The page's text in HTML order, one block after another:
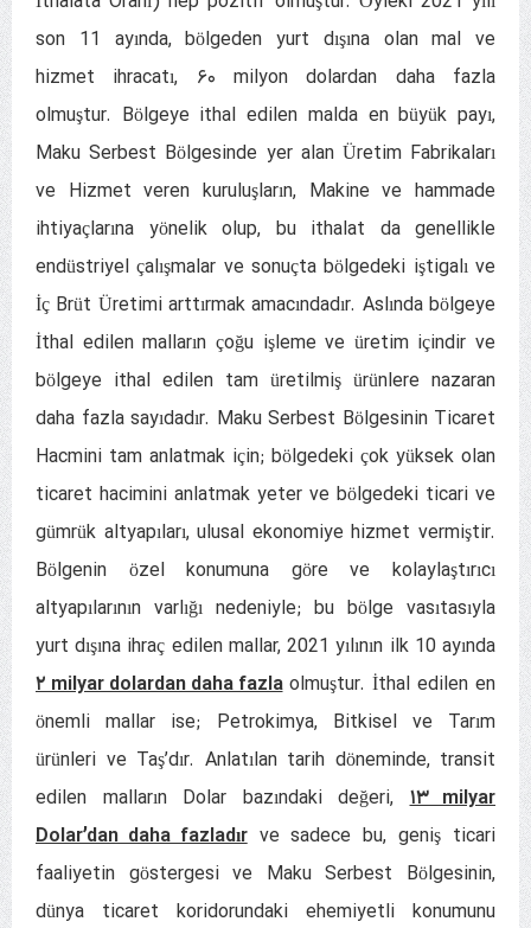
son 11 ayında, bölgeden yurt dışına olan mal ve
hizmet ihracatı, ۶۰ milyon dolardan daha fazla
olmuştur. Bölgeye ithal edilen malda en büyük payı,
Maku Serbest Bölgesinde yer alan Üretim Fabrikaları
ve Hizmet veren kuruluşların, Makine ve hammade
ihtiyaçlarına yönelik olup, bu ithalat da genellikle
endüstriyel çalışmalar ve sonuçta bölgedeki iştigalı ve
İç Brüt Üretimi arttırmak amacındadır. Aslında bölgeye
İthal edilen malların çoğu işleme ve üretim içindir ve
bölgeye ithal edilen tam üretilmiş ürünlere nazaran
daha fazla sayıdadır. Maku Serbest Bölgesinin Ticaret
Hacmini tam anlatmak için; bölgedeki çok yüksek olan
ticaret hacimini anlatmak yeter ve bölgedeki ticari ve
gümrük altyapıları, ulusal ekonomiye hizmet vermiştir.
Bölgenin özel konumuna göre ve kolaylaştırıcı
altyapılarının varlığı nedeniyle; bu bölge vasıtasıyla
yurt dışına ihraç edilen mallar, 2021 yılının ilk 10 ayında
۲ milyar dolardan daha fazlaolmuştur. İthal edilen en
önemli mallar ise; Petrokimya, Bitkisel ve Tarım
ürünleri ve Taş’dır. Anlatılan tarih döneminde, transit
edilen malların Dolar bazındaki değeri,۱۳ milyar
Dolar’dan daha fazladırve sadece bu, geniş ticari
faaliyetin göstergesi ve Maku Serbest Bölgesinin,
dünya ticaret koridorundaki ehemiyetli konumunu